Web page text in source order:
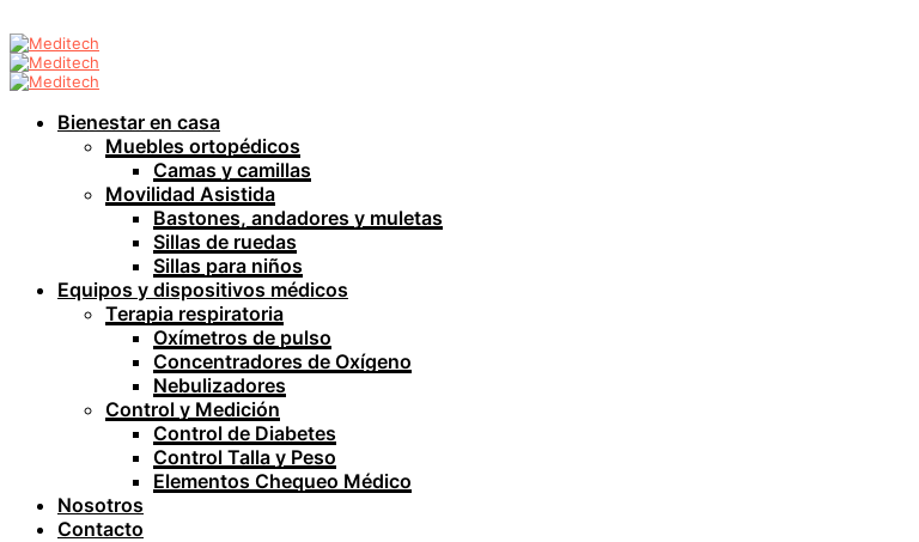
Bienestar en casa
Muebles ortopédicos
Camas y camillas
Movilidad Asistida
Bastones, andadores y muletas
Sillas de ruedas
Sillas para niños
Equipos y dispositivos médicos
Terapia respiratoria
Oxímetros de pulso
Concentradores de Oxígeno
Nebulizadores
Control y Medición
Control de Diabetes
Control Talla y Peso
Elementos Chequeo Médico
Nosotros
Contacto